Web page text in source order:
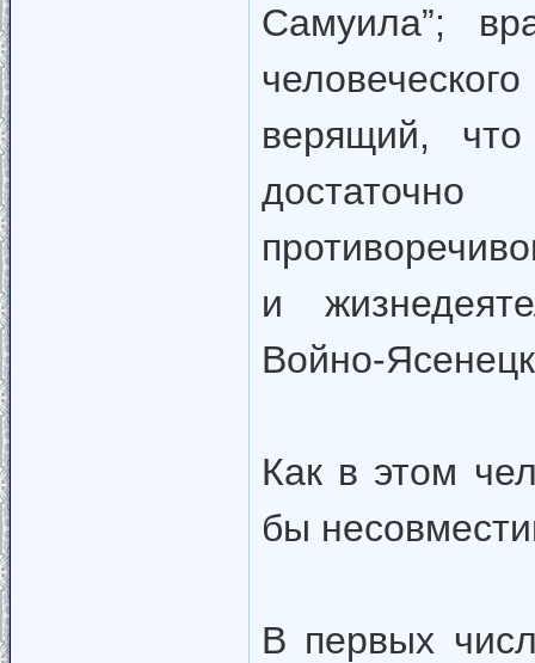
Самуила”;
верящий,
и
Войно-
Как в этом
бы
В первых